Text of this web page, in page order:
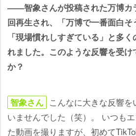
――智象さんが投稿された万博カ
回再生され、「万博で一番面白そ
「現場慣れしすぎている」と多
れました。このような反響を受け
か？
智象さん こんなに大きな反響
いませんでした（笑）。 いつも
た動画を撮りますが、初めて